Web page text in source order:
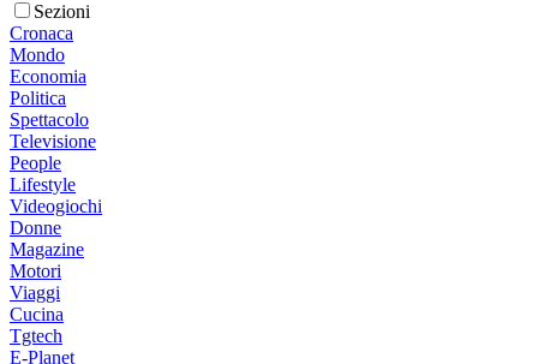
Sezioni
Cronaca
Mondo
Economia
Politica
Spettacolo
Televisione
People
Lifestyle
Videogiochi
Donne
Magazine
Motori
Viaggi
Cucina
Tgtech
E-Planet